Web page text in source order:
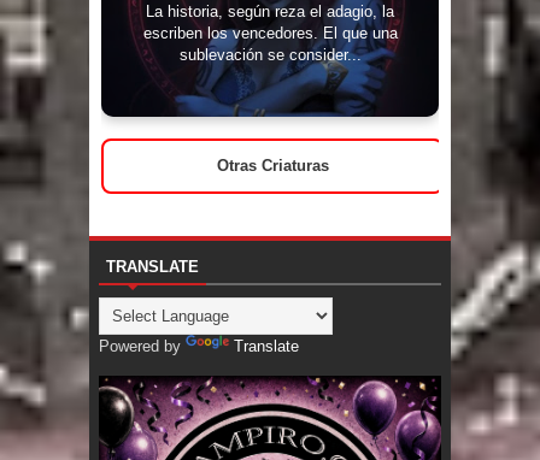
La historia, según reza el adagio, la
escriben los vencedores. El que una
sublevación se consider...
Otras Criaturas
TRANSLATE
Powered by Translate